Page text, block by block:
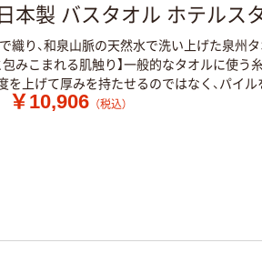
本製 バスタオル ホテルス
織り、和泉山脈の天然水で洗い上げた泉州
包みこまれる肌触り】一般的なタオルに使
を上げて厚みを持たせるのではなく、パイ
￥10,906 （税込）